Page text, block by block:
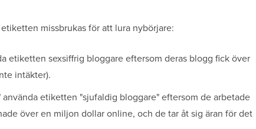
missbrukas för att lura nybörjare:
etiketten sexsiffrig bloggare eftersom deras blogg fick över
intäkter).
etiketten "sjufaldig bloggare" eftersom de arbetade
över en miljon dollar online, och de tar åt sig äran för det